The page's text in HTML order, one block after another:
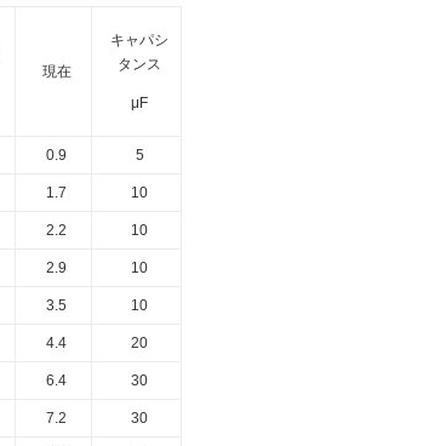
現在
キャパシ
タンス
μF
0.9 5
1.7 10
2.2 10
2.9 10
3.5 10
4.4 20
6.4 30
7.2 30